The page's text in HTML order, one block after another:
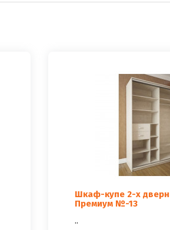
Шкаф-купе 2-х
Премиум №-13
..